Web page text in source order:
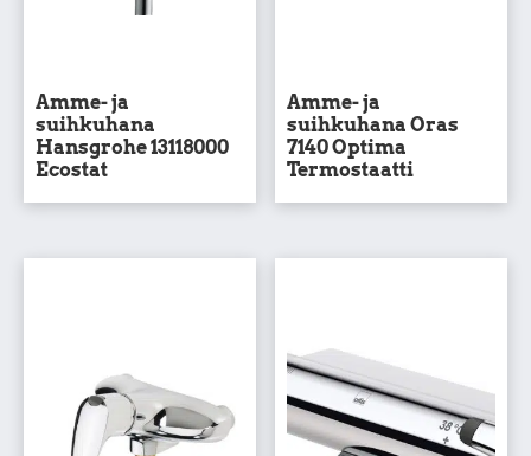
Amme- ja
suihkuhana
Hansgrohe 13118000
Ecostat
Amme- ja
suihkuhana Oras
7140 Optima
Termostaatti